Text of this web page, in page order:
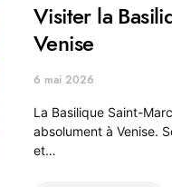
Visiter la
Venise
6 mai 2026
La Basilique Saint-
absolument à Venise.
et…